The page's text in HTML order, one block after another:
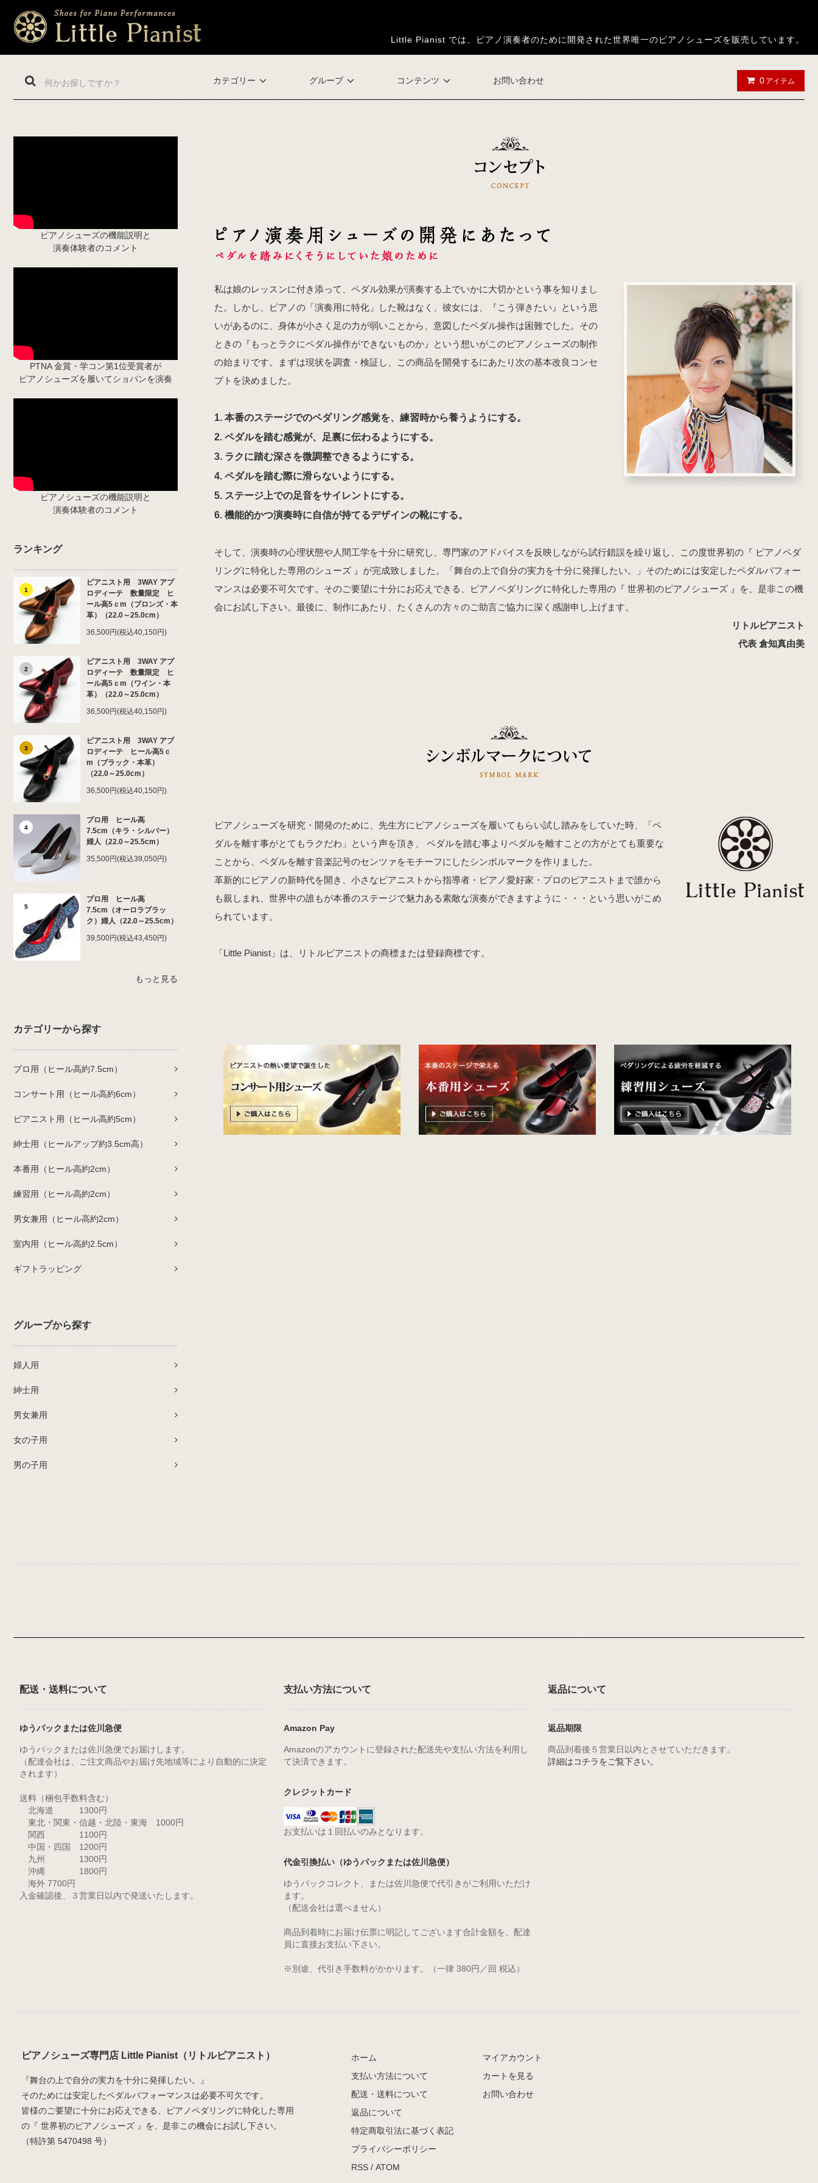
Little Pianist では、ピアノ演奏者のために開発された世界唯一のピアノシューズを販売しています。
0 アイテム
カテゴリー グループ コンテンツ お問い合わせ
ピアノシューズの機能説明と
演奏体験者のコメント
PTNA 金賞・学コン第1位受賞者が
ピアノシューズを履いてショパンを演奏
ピアノシューズの機能説明と
演奏体験者のコメント
ランキング
1
ピアニスト用 3WAY アプ
ロディーテ 数量限定 ヒ
ール高5ｃm（ブロンズ・本
革）（22.0～25.0cm）
36,500円(税込40,150円)
2
ピアニスト用 3WAY アプ
ロディーテ 数量限定 ヒ
ール高5ｃm（ワイン・本
革）（22.0～25.0cm）
36,500円(税込40,150円)
3
ピアニスト用 3WAY アプ
ロディーテ ヒール高5ｃ
m（ブラック・本革）
（22.0～25.0cm）
36,500円(税込40,150円)
4
プロ用 ヒール高
7.5cm（キラ・シルバー）
婦人（22.0～25.5cm）
35,500円(税込39,050円)
5
プロ用 ヒール高
7.5cm（オーロラブラッ
ク）婦人（22.0～25.5cm）
39,500円(税込43,450円)
もっと見る
カテゴリーから探す
プロ用（ヒール高約7.5cm）
コンサート用（ヒール高約6cm）
ピアニスト用（ヒール高約5cm）
紳士用（ヒールアップ約3.5cm高）
本番用（ヒール高約2cm）
練習用（ヒール高約2cm）
男女兼用（ヒール高約2cm）
室内用（ヒール高約2.5cm）
ギフトラッピング
グループから探す
婦人用
紳士用
男女兼用
女の子用
男の子用
私は娘のレッスンに付き添って、ペダル効果が演奏する上でいかに大切かという事を知りまし
た。しかし、ピアノの「演奏用に特化」した靴はなく、彼女には、『こう弾きたい』という思
いがあるのに、身体が小さく足の力が弱いことから、意図したペダル操作は困難でした。その
ときの『もっとラクにペダル操作ができないものか』という想いがこのピアノシューズの制作
の始まりです。まずは現状を調査・検証し、この商品を開発するにあたり次の基本改良コンセ
プトを決めました。
1. 本番のステージでのペダリング感覚を、練習時から養うようにする。
2. ペダルを踏む感覚が、足裏に伝わるようにする。
3. ラクに踏む深さを微調整できるようにする。
4. ペダルを踏む際に滑らないようにする。
5. ステージ上での足音をサイレントにする。
6. 機能的かつ演奏時に自信が持てるデザインの靴にする。
そして、演奏時の心理状態や人間工学を十分に研究し、専門家のアドバイスを反映しながら試行錯誤を繰り返し、この度世界初の『 ピアノペダ
リングに特化した専用のシューズ 』が完成致しました。「舞台の上で自分の実力を十分に発揮したい。」そのためには安定したペダルパフォー
マンスは必要不可欠です。そのご要望に十分にお応えできる、ピアノペダリングに特化した専用の『 世界初のピアノシューズ 』を、是非この機
会にお試し下さい。最後に、制作にあたり、たくさんの方々のご助言ご協力に深く感謝申し上げます。
リトルピアニスト
代表 倉知真由美
ピアノシューズを研究・開発のために、先生方にピアノシューズを履いてもらい試し踏みをしていた時、「ペ
ダルを離す事がとてもラクだわ」という声を頂き、 ペダルを踏む事よりペダルを離すことの方がとても重要な
ことから、ペダルを離す音楽記号のセンツァをモチーフにしたシンボルマークを作りました。
革新的にピアノの新時代を開き、小さなピアニストから指導者・ピアノ愛好家・プロのピアニストまで誰から
も親しまれ、世界中の誰もが本番のステージで魅力ある素敵な演奏ができますように・・・という思いがこめ
られています。
「Little Pianist」は、リトルピアニストの商標または登録商標です。
配送・送料について
ゆうパックまたは佐川急便
ゆうパックまたは佐川急便でお届けします。
（配達会社は、ご注文商品やお届け先地域等により自動的に決定
されます）
送料（梱包手数料含む）
北海道 1300円
東北・関東・信越・北陸・東海 1000円
関西 1100円
中国・四国 1200円
九州 1300円
沖縄 1800円
海外 7700円
入金確認後、３営業日以内で発送いたします。
支払い方法について
Amazon Pay
Amazonのアカウントに登録された配送先や支払い方法を利用し
て決済できます。
クレジットカード
お支払いは１回払いのみとなります。
代金引換払い（ゆうパックまたは佐川急便）
ゆうパックコレクト、または佐川急便で代引きがご利用いただけ
ます。
（配送会社は選べません）
商品到着時にお届け伝票に明記してございます合計金額を、配達
員に直接お支払い下さい。
※別途、代引き手数料がかかります。（一律 380円／回 税込）
返品について
返品期限
商品到着後５営業日以内とさせていただきます。
詳細はコチラをご覧下さい。
ピアノシューズ専門店 Little Pianist（リトルピアニスト）
『舞台の上で自分の実力を十分に発揮したい。』
そのためには安定したペダルパフォーマンスは必要不可欠です。
皆様のご要望に十分にお応えできる、ピアノペダリングに特化した専用
の『 世界初のピアノシューズ 』を、是非この機会にお試し下さい。
（特許第 5470498 号）
ホーム
支払い方法について
配送・送料について
返品について
特定商取引法に基づく表記
プライバシーポリシー
RSS/ ATOM
マイアカウント
カートを見る
お問い合わせ